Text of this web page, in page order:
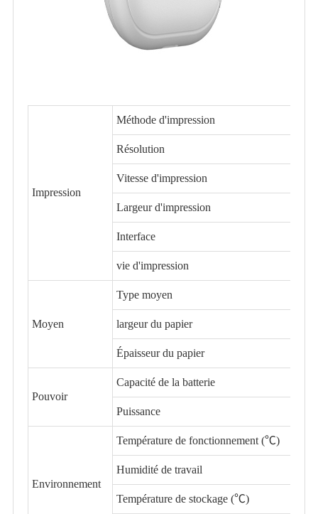
Impression
Méthode d'impression
Résolution
Vitesse d'impression
Largeur d'impression
Interface
vie d'impression
Moyen
Type moyen
largeur du papier
Épaisseur du papier
Pouvoir
Capacité de la batterie
Puissance
Environnement
Température de fonctionnement (℃)
Humidité de travail
Température de stockage (℃)